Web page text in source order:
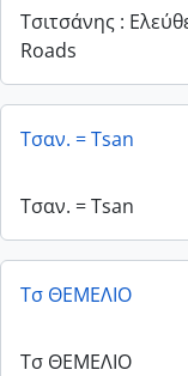
Τσιτσάνης :
Roads
Τσαν. = Tsan
Τσαν. = Tsan
Τσ ΘΕΜΕΛΙΟ
Τσ ΘΕΜΕΛΙΟ